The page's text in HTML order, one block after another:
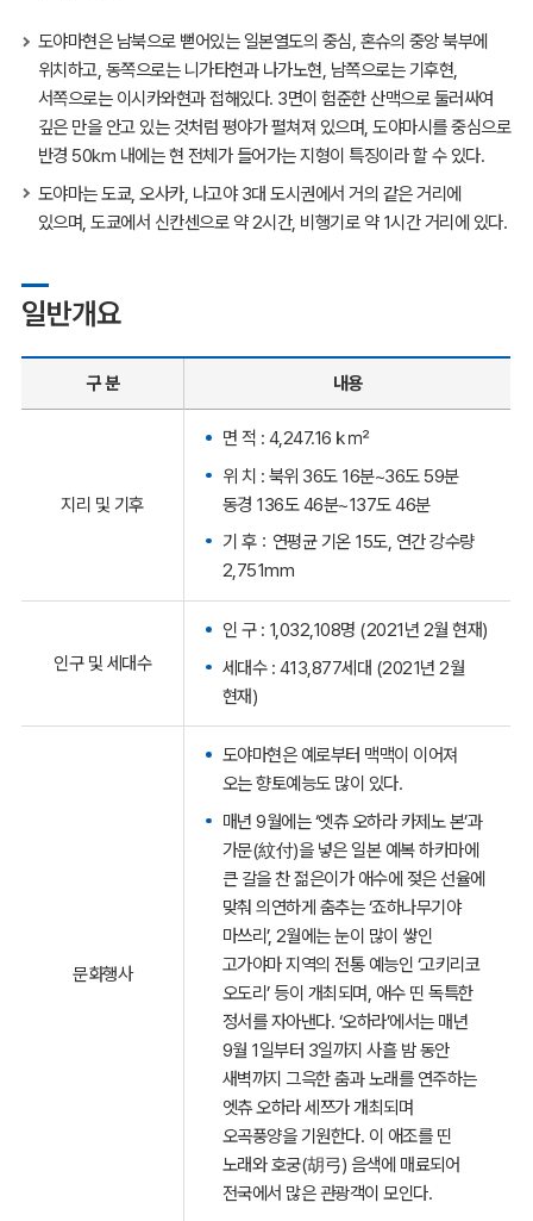
도야마현은 남북으로 뻗어있는 일본열도의 중심, 혼슈의 중앙 북부에
위치하고, 동쪽으로는 니가타현과 나가노현, 남쪽으로는 기후현,
서쪽으로는 이시카와현과 접해있다. 3면이 험준한 산맥으로 둘러싸여
깊은 만을 안고 있는 것처럼 평야가 펼쳐져 있으며, 도야마시를 중심으로
반경 50km 내에는 현 전체가 들어가는 지형이 특징이라 할 수 있다.
도야마는 도쿄, 오사카, 나고야 3대 도시권에서 거의 같은 거리에
있으며, 도쿄에서 신칸센으로 약 2시간, 비행기로 약 1시간 거리에 있다.
일반개요
구 분 내용
지리 및 기후
면 적 : 4,247.16ｋ㎡
위 치 : 북위 36도 16분~36도 59분
동경 136도 46분~137도 46분
기 후：연평균 기온 15도, 연간 강수량
2,751mm
인구 및 세대수
인 구 : 1,032,108명 (2021년 2월 현재)
세대수 : 413,877세대 (2021년 2월
현재)
문화행사
도야마현은 예로부터 맥맥이 이어져
오는 향토예능도 많이 있다.
매년 9월에는 ‘엣츄 오하라 카제노 본’과
가문(紋付)을 넣은 일본 예복 하카마에
큰 갈을 찬 젊은이가 애수에 젖은 선율에
맞춰 의연하게 춤추는 ‘죠하나무기야
마쓰리’, 2월에는 눈이 많이 쌓인
고가야마 지역의 전통 예능인 ‘고키리코
오도리’ 등이 개최되며, 애수 띤 독특한
정서를 자아낸다. ‘오하라’에서는 매년
9월 1일부터 3일까지 사흘 밤 동안
새벽까지 그윽한 춤과 노래를 연주하는
엣츄 오하라 세쯔가 개최되며
오곡풍양을 기원한다. 이 애조를 띤
노래와 호궁(胡弓) 음색에 매료되어
전국에서 많은 관광객이 모인다.